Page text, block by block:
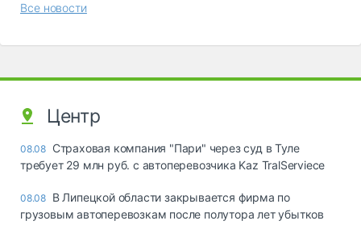
Все новости
Центр
08.08 Страховая компания "Пари" через суд в Туле
требует 29 млн руб. с автоперевозчика Kaz TralServiece
08.08 В Липецкой области закрывается фирма по
грузовым автоперевозкам после полутора лет убытков